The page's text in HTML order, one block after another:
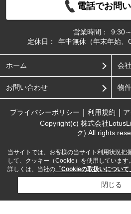
電話でお問
営業時間：
9:30
定休日：
年中無休（年末年始、
ホーム 会
お問い合わせ 物
プライバシーポリシー 利用規約
Copyright(c) 株式会社
ク) All rights
当サイトでは、お客様の当サイト利用状況把
して、クッキー（Cookie）を使用しています。
詳しくは、当社の 「Cookieの取扱いについて
閉じる